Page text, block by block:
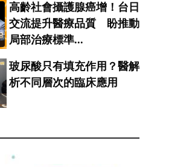
高齡社會攝護腺癌增！台日
交流提升醫療品質 盼推動
局部治療標準...
玻尿酸只有填充作用？醫解
析不同層次的臨床應用